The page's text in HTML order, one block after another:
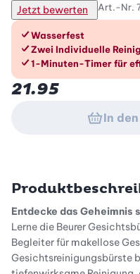
Jetzt bewerten Art.-Nr.
Die Vorteile
Wasserfest
Zwei Individuelle
1-Minuten-Timer für
21.95
In
Entdecke das Geheimnis
Lerne die Beurer
Begleiter für makellose
Gesichtsreinigungsbürste